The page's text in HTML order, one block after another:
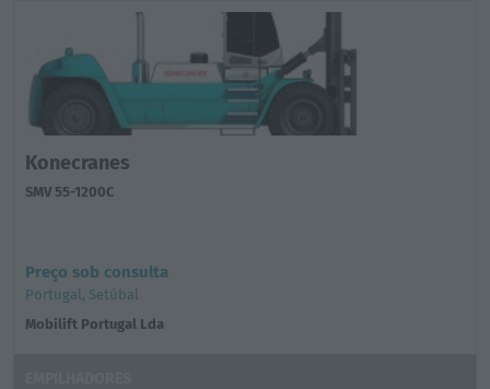
Konecranes
SMV 55-1200C
Preço sob consulta
Portugal, Setúbal
Mobilift Portugal Lda